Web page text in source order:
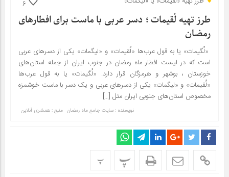
6
طرز تهیه لُقیمات ؛ دسر عربی با ماست برای افطارهای
رمضان
«لُگیمات» یا به قول عرب‌ها «لُقیمات» و «لیگمات» یکی از دسرهای عربی
است که در لیست افطار ماه رمضان در جنوب ایران از جمله استان‌های
خوزستان ، بوشهر و هرمزگان قرار دارد. «لُگیمات» یا به قول عرب‌ها
«لُقیمات» و «لیگمات» یکی از دسرهای عربی و یک دسر با ماست خوشمزه
مخصوص استان‌های جنوبی ایران مثل […]
نویسنده : سایت جامع ماه رمضان منبع : همشری آنلاین
پ پ